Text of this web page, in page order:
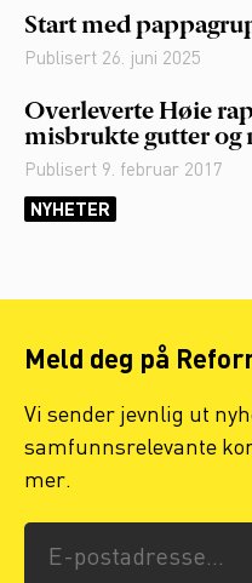
Start med
Publisert 26. juni 2025
Overleverte Høie
misbrukte gutter og
Publisert 9. februar 2017
NYHETER
Meld deg på
Vi sender jevnlig ut
samfunnsrelevante
mer.